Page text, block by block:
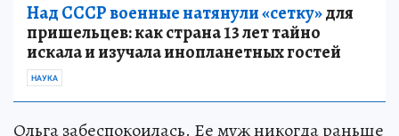
Над СССР военные натянули «сетку»для
пришельцев: как страна 13 лет тайно
искала и изучала инопланетных гостей
НАУКА
Ольга забеспокоилась. Ее муж никогда раньше